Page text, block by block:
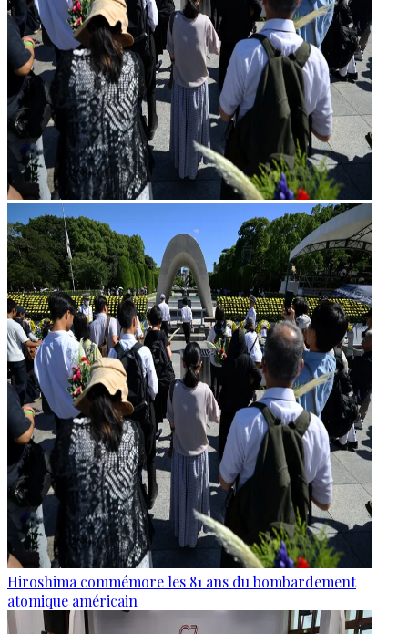
Hiroshima commémore les 81 ans du bombardement
atomique américain